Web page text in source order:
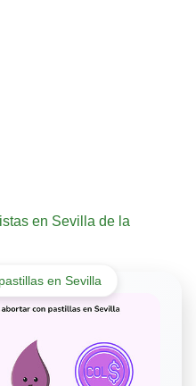
en Sevilla de la
en Sevilla